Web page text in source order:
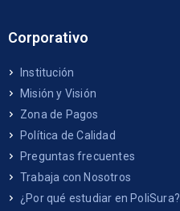
Corporativo
Institución
Misión y Visión
Zona de Pagos
Política de Calidad
Preguntas frecuentes
Trabaja con Nosotros
¿Por qué estudiar en PoliSura?